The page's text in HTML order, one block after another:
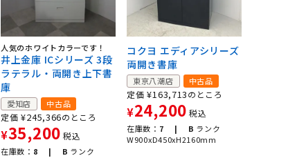
人気のホワイトカラーです！
井上金庫 ICシリーズ 3段
ラテラル・両開き上下書
庫
愛知店 中古品
定価 ¥245,366のところ
¥35,200 税込
在庫数： 8 | B ランク
コクヨ エディアシリーズ
両開き書庫
東京八潮店 中古品
定価 ¥163,713のところ
¥24,200 税込
在庫数： 7 | B ランク
W900xD450xH2160mm